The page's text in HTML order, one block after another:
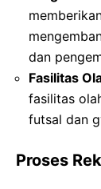
dan
Fasilitas
fasilitas
futsal dan
Proses